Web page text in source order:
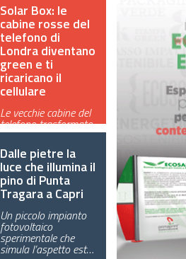
Solar Box: le
cabine rosse del
telefono di
Londra diventano
green e ti
ricaricano il
cellulare
Le vecchie cabine del
telefono trasformate
in carica-cellulare e
alime…
Dalle pietre la
luce che illumina il
pino di Punta
Tragara a Capri
Un piccolo impianto
fotovoltaico
sperimentale che
simula l’aspetto est…